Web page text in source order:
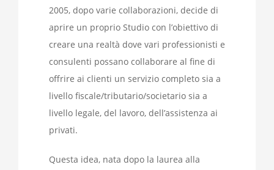
2005, dopo varie collaborazioni, decide di
aprire un proprio Studio con l’obiettivo di
creare una realtà dove vari professionisti e
consulenti possano collaborare al fine di
offrire ai clienti un servizio completo sia a
livello fiscale/tributario/societario sia a
livello legale, del lavoro, dell’assistenza ai
privati.
Questa idea, nata dopo la laurea alla